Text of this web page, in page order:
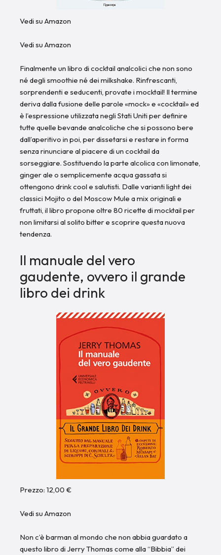
Vedi su Amazon
Vedi su Amazon
Finalmente un libro di cocktail analcolici che non sono
né degli smoothie né dei milkshake. Rinfrescanti,
sorprendenti e seducenti, provate i mocktail! Il termine
deriva dalla fusione delle parole «mock» e «cocktail» ed
è l’espressione utilizzata negli Stati Uniti per definire
tutte quelle bevande analcoliche che si possono bere
dall’aperitivo in poi, per dissetarsi e restare in forma
senza rinunciare al piacere di un cocktail da
sorseggiare. Sostituendo la parte alcolica con limonate,
ginger ale o semplicemente acqua gassata si
ottengono drink cool e salutisti. Dalle varianti light dei
classici Mojito o del Moscow Mule a mix originali e
fruttati, il libro propone oltre 80 ricette di mocktail per
non limitarsi al solito bitter e scoprire questa nuova
tendenza.
Il manuale del vero
gaudente, ovvero il grande
libro dei drink
Prezzo: 12,00 €
Vedi su Amazon
Non c’è barman al mondo che non abbia guardato a
questo libro di Jerry Thomas come alla “Bibbia” dei